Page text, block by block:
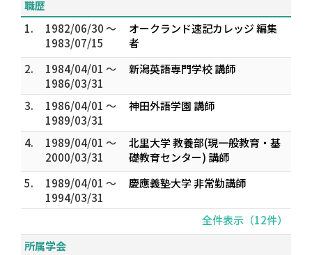
職歴
1.
1982/06/30 ～
1983/07/15
オークランド速記カレッジ 編集
者
2.
1984/04/01 ～
1986/03/31
新潟英語専門学校 講師
3.
1986/04/01 ～
1989/03/31
神田外語学園 講師
4.
1989/04/01 ～
2000/03/31
北里大学 教養部(現一般教育・基
礎教育センター) 講師
5.
1989/04/01 ～
1994/03/31
慶應義塾大学 非常勤講師
全件表示（12件）
所属学会